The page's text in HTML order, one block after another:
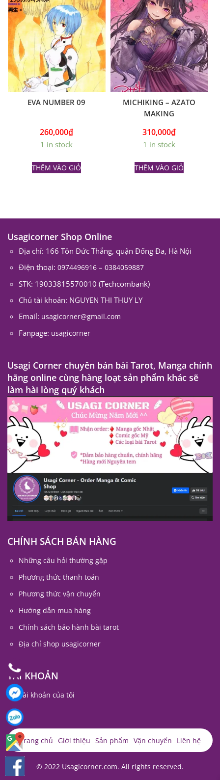
EVA NUMBER 09
260,000₫
1 in stock
THÊM VÀO GIỎ
MICHIKING – AZATO
MAKING
310,000₫
1 in stock
THÊM VÀO GIỎ
Usagicorner Shop Online
Địa chỉ: 166 Tôn Đức Thắng, quận Đống Đa, Hà Nội
Điện thoại: 0974496916 – 0384059887
STK: 19033815570010 (Techcombank)
Chủ tài khoản: NGUYEN THI THUY LY
Email: usagicorner@gmail.com
Fanpage: usagicorner
Usagi Corner chuyên bán bài Tarot, Manga chính
hãng online cùng hàng loạt sản phẩm khác sẽ
làm hài lòng quý khách
CHÍNH SÁCH BÁN HÀNG
Những câu hỏi thường gặp
Phương thức thanh toán
Phương thức vận chuyển
Hướng dẫn mua hàng
Chính sách bảo hành bài tarot
Địa chỉ shop usagicorner
TÀI KHOẢN
Tài khoản của tôi
Trang chủ Giới thiệu Sản phẩm Vận chuyển Liên hệ
© 2022 Usagicorner.com. All rights reserved.